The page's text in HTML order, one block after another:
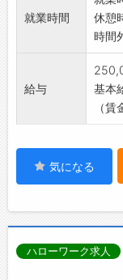
就業時間
休憩
時間
給与
基本
（
気になる
ハローワーク求人